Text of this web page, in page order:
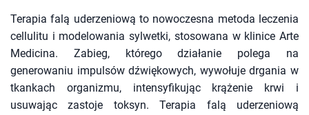
Terapia falą uderzeniową to nowoczesna metoda leczenia
cellulitu i modelowania sylwetki, stosowana w klinice Arte
Medicina. Zabieg, którego działanie polega na
generowaniu impulsów dźwiękowych, wywołuje drgania w
tkankach organizmu, intensyfikując krążenie krwi i
usuwając zastoje toksyn. Terapia falą uderzeniową